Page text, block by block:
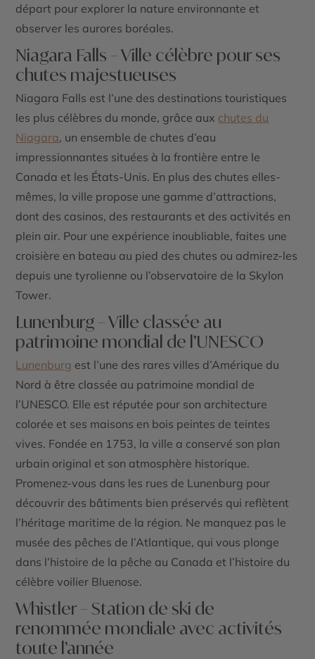
départ pour explorer la nature environnante et
observer les aurores boréales.
Niagara Falls – Ville célèbre pour ses
chutes majestueuses
Niagara Falls est l’une des destinations touristiques
les plus célèbres du monde, grâce aux chutes du
Niagara, un ensemble de chutes d’eau
impressionnantes situées à la frontière entre le
Canada et les États-Unis. En plus des chutes elles-
mêmes, la ville propose une gamme d’attractions,
dont des casinos, des restaurants et des activités en
plein air. Pour une expérience inoubliable, faites une
croisière en bateau au pied des chutes ou admirez-les
depuis une tyrolienne ou l’observatoire de la Skylon
Tower.
Lunenburg – Ville classée au
patrimoine mondial de l’UNESCO
Lunenburg est l’une des rares villes d’Amérique du
Nord à être classée au patrimoine mondial de
l’UNESCO. Elle est réputée pour son architecture
colorée et ses maisons en bois peintes de teintes
vives. Fondée en 1753, la ville a conservé son plan
urbain original et son atmosphère historique.
Promenez-vous dans les rues de Lunenburg pour
découvrir des bâtiments bien préservés qui reflètent
l’héritage maritime de la région. Ne manquez pas le
musée des pêches de l’Atlantique, qui vous plonge
dans l’histoire de la pêche au Canada et l’histoire du
célèbre voilier Bluenose.
Whistler – Station de ski de
renommée mondiale avec activités
toute l’année